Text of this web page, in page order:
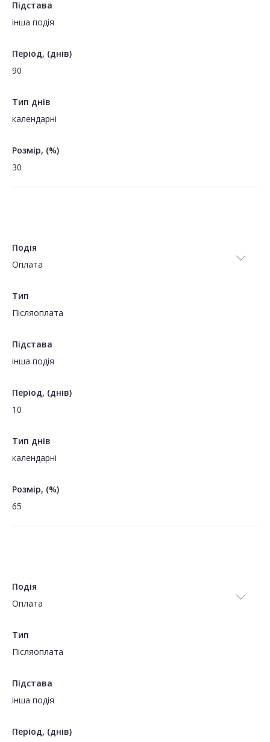
Підстава
інша подія
Період, (днів)
90
Тип днів
календарні
Розмір, (%)
30
Подія
Оплата
Тип
Пiсляоплата
Підстава
інша подія
Період, (днів)
10
Тип днів
календарні
Розмір, (%)
65
Подія
Оплата
Тип
Пiсляоплата
Підстава
інша подія
Період, (днів)